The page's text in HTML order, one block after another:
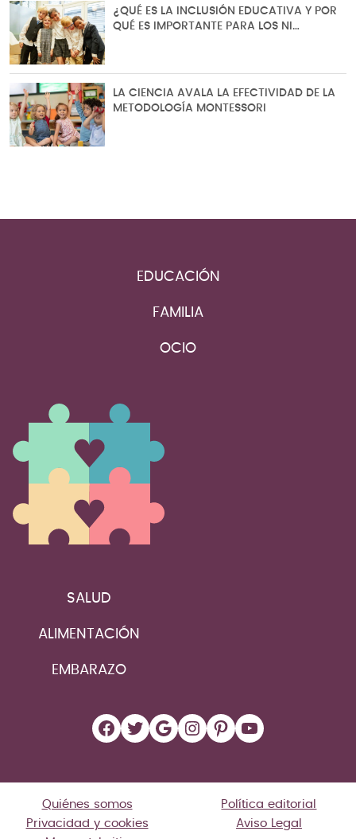
¿QUÉ ES LA INCLUSIÓN EDUCATIVA Y POR
QUÉ ES IMPORTANTE PARA LOS NI…
LA CIENCIA AVALA LA EFECTIVIDAD DE LA
METODOLOGÍA MONTESSORI
EDUCACIÓN
FAMILIA
OCIO
SALUD
ALIMENTACIÓN
EMBARAZO
Facebook
Twitter
Google
Instagram
Pinterest
YouTube
Quiénes somos
Política editorial
Privacidad y cookies
Aviso Legal